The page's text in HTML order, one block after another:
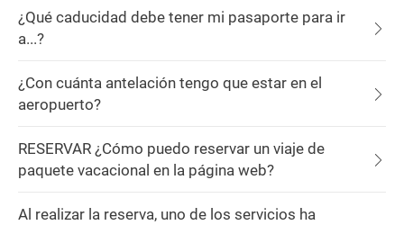
¿Qué caducidad debe tener mi pasaporte para ir
a...?
¿Con cuánta antelación tengo que estar en el
aeropuerto?
RESERVAR ¿Cómo puedo reservar un viaje de
paquete vacacional en la página web?
Al realizar la reserva, uno de los servicios ha